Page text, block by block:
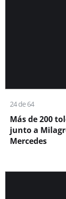
24 de 64
Más de 200
junto a
Mercedes